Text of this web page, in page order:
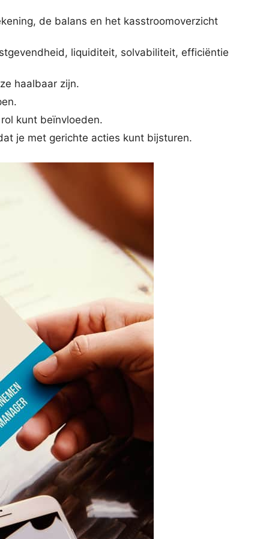
de balans en het kasstroomoverzicht
liquiditeit, solvabiliteit, efficiëntie
haalbaar zijn.
kunt beïnvloeden.
je met gerichte acties kunt bijsturen.